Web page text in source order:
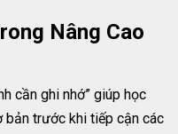
Nâng Cao
cần ghi nhớ” giúp học
bản trước khi tiếp cận các